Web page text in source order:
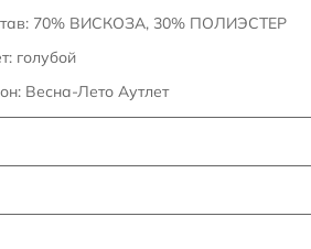
70% ВИСКОЗА, 30% ПОЛИЭСТЕР
голубой
Весна-Лето Аутлет